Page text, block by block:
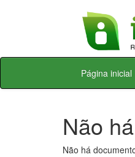
Skip
Página inicial
Não
Não há